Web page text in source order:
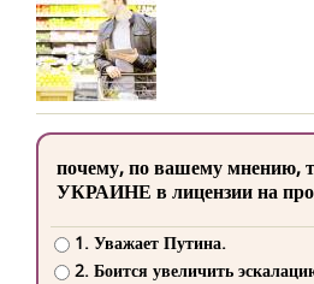
почему, по вашему мнению,
УКРАИНЕ в лицензии на
1. Уважает Путина.
2. Боится увеличить